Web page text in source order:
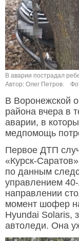
В аварии пострадал
Автор: Олег Петров.
В Воронежской
района вчера в
аварии, в
медпомощь
Первое ДТП
«Курск-
по данным
управлением
направлении
момент шофер
Hyundai Solaris,
автоледи. Она